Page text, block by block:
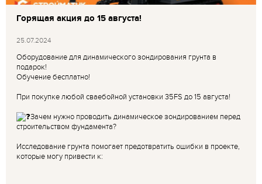
Горящая акция до 15 августа!
25.07.2024
Оборудование для динамического зондирования грунта в
подарок!
Обучение бесплатно!
При покупке любой сваебойной установки 35FS до 15 августа!
Зачем нужно проводить динамическое зондированием перед
строительством фундамента?
Исследование грунта помогает предотвратить ошибки в проекте,
которые могу привести к: